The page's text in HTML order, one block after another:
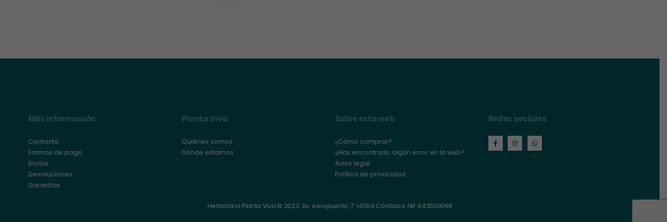
Más información
Contacta
Formas de pago
Envíos
Devoluciones
Garantías
Planta Viva
Quiénes somos
Dónde estamos
Sobre esta web
¿Cómo comprar?
¿Has encontrado algún error en la web?
Aviso legal
Política de privacidad
Redes sociales
Herbolario Planta Viva © 2023. Av. Aeropuerto, 7. 14004 Córdoba. NIF 44360906R